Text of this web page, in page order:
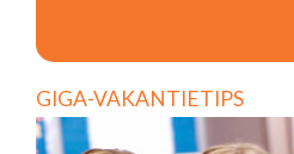
GIGA-VAKANTIETIPS